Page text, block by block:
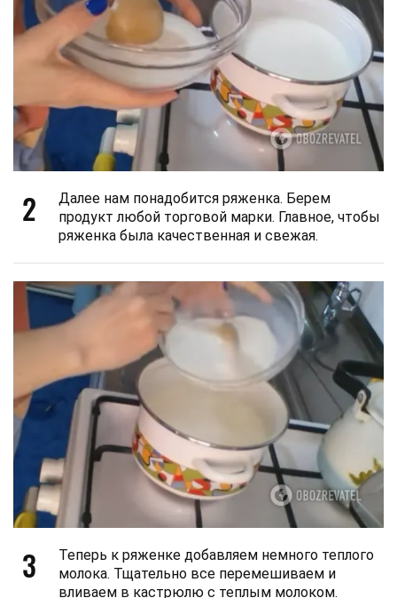
2
Далее нам понадобится ряженка. Берем
продукт любой торговой марки. Главное, чтобы
ряженка была качественная и свежая.
3
Теперь к ряженке добавляем немного теплого
молока. Тщательно все перемешиваем и
вливаем в кастрюлю с теплым молоком.